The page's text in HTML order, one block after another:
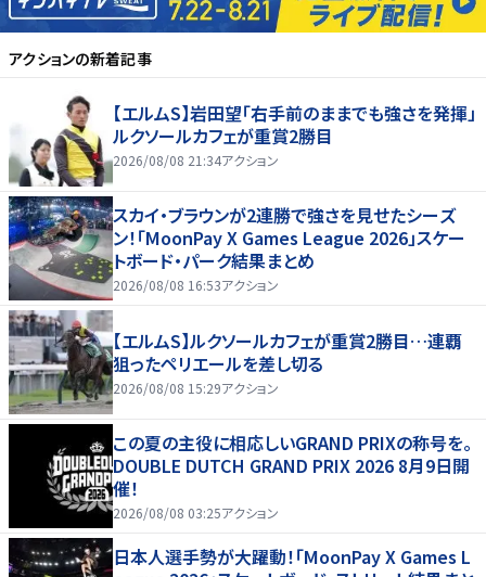
アクションの新着記事
【エルムS】岩田望「右手前のままでも強さを発揮」
ルクソールカフェが重賞2勝目
2026/08/08 21:34アクション
スカイ・ブラウンが2連勝で強さを見せたシーズ
ン！「MoonPay X Games League 2026」スケー
トボード・パーク結果まとめ
2026/08/08 16:53アクション
【エルムS】ルクソールカフェが重賞2勝目…連覇
狙ったペリエールを差し切る
2026/08/08 15:29アクション
この夏の主役に相応しいGRAND PRIXの称号を。
DOUBLE DUTCH GRAND PRIX 2026 8月9日開
催！
2026/08/08 03:25アクション
日本人選手勢が大躍動！「MoonPay X Games L